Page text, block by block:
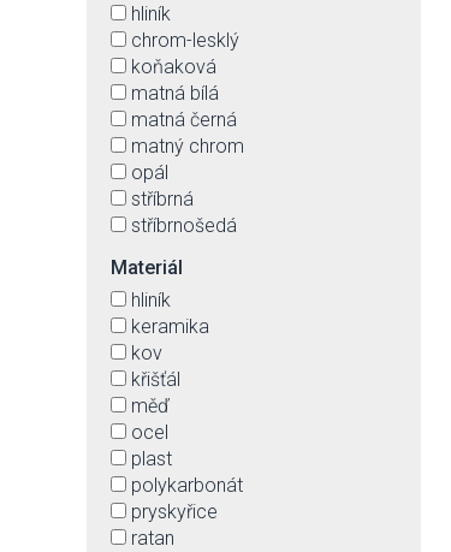
hliník
chrom-lesklý
koňaková
matná bílá
matná černá
matný chrom
opál
stříbrná
stříbrnošedá
transparentní
zlatá
Materiál
hliník
keramika
kov
křišťál
měď
ocel
plast
polykarbonát
pryskyřice
ratan